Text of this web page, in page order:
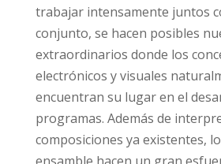
trabajar intensamente juntos
conjunto, se hacen posibles
extraordinarios donde los
electrónicos y visuales
encuentran su lugar en el
programas. Además de
composiciones ya existentes,